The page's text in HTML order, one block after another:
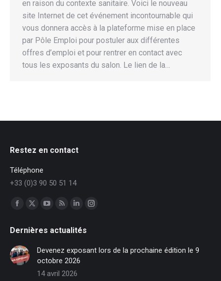
en raison du contexte sanitaire. Voici le nouveau
site Internet de cet événement incontournable qui
vous donnera accès à la plateforme mise en place
par Pôle Emploi pour postuler aux différentes
offres d’emploi et pour rentrer en contact avec
tous les exposants du salon. Le lien de la…
Restez en contact
Téléphone
+33 (0)3 90 50 51 14
Trouvez nous sur :
Facebook
opens
in
new
window
X
opens
new
window
opens
in
new
window
opens
in
new
window
LinkedIn
opens
in
new
window
Instagram
in
Dernières actualités
Devenez exposant lors de la prochaine édition le 9
octobre 2026
14 avril 2026